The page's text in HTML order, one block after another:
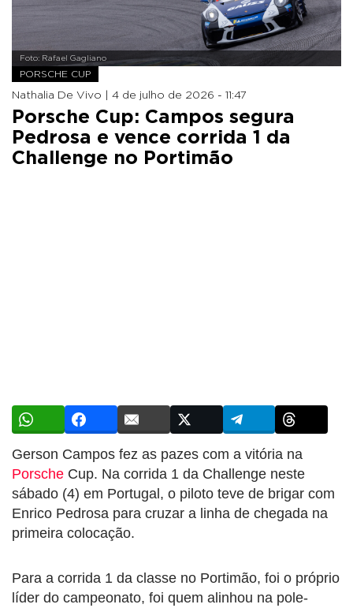
Foto: Rafael Gagliano
PORSCHE CUP
Nathalia De Vivo | 4 de julho de 2026 - 11:47
Porsche Cup: Campos segura
Pedrosa e vence corrida 1 da
Challenge no Portimão
Gerson Campos fez as pazes com a vitória na
Porsche Cup. Na corrida 1 da Challenge neste
sábado (4) em Portugal, o piloto teve de brigar com
Enrico Pedrosa para cruzar a linha de chegada na
primeira colocação.
Para a corrida 1 da classe no Portimão, foi o próprio
líder do campeonato, foi quem alinhou na pole-